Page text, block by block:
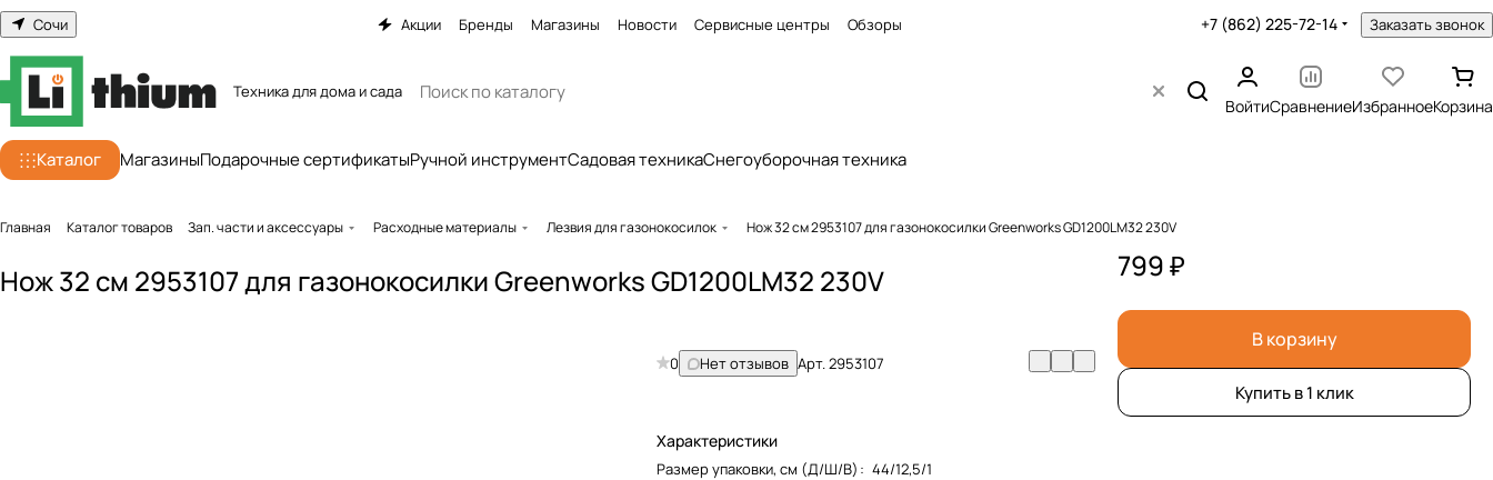
Сочи Акции Бренды Магазины Новости Сервисные центры Обзоры +7 (862) 225-72-14 Заказать звонок
Техника для дома и сада
ВойтиСравнениеИзбранноеКорзина
Каталог МагазиныПодарочные сертификатыРучной инструментСадовая техникаСнегоуборочная техника
Главная Каталог товаров Зап. части и аксессуары Расходные материалы Лезвия для газонокосилок Нож 32 см 2953107 для газонокосилки Greenworks GD1200LM32 230V
Нож 32 см 2953107 для газонокосилки Greenworks GD1200LM32 230V
0 Нет отзывов Арт.2953107
Характеристики
Размер упаковки, см (Д/Ш/В) : 44/12,5/1
799 ₽
В корзину
Купить в 1 клик